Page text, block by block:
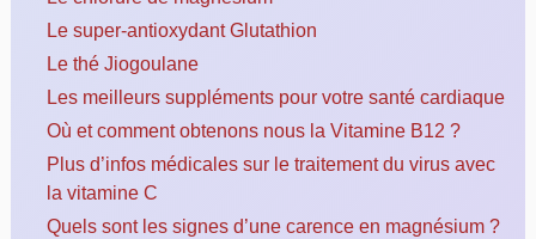
Le super-antioxydant Glutathion
Le thé Jiogoulane
Les meilleurs suppléments pour votre santé cardiaque
Où et comment obtenons nous la Vitamine B12 ?
Plus d’infos médicales sur le traitement du virus avec
la vitamine C
Quels sont les signes d’une carence en magnésium ?